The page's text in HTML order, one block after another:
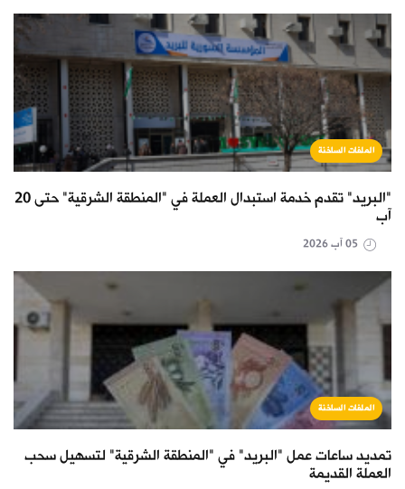
الملفات الساخنة
"البريد" تقدم خدمة استبدال العملة في "المنطقة الشرقية" حتى 20
آب
الملفات الساخنة
تمديد ساعات عمل "البريد" في "المنطقة الشرقية" لتسهيل سحب
العملة القديمة